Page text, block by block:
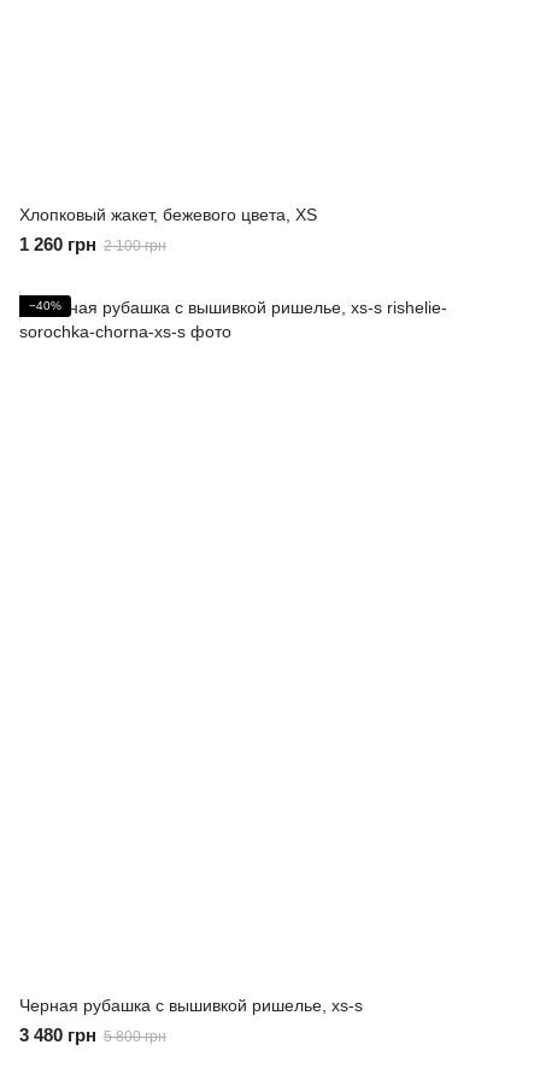
Хлопковый жакет, бежевого цвета, XS
1 260 грн 2 100 грн
−40%
Черная рубашка с вышивкой ришелье, xs-s
3 480 грн 5 800 грн